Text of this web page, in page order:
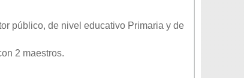
público, de nivel educativo Primaria y de
2 maestros.